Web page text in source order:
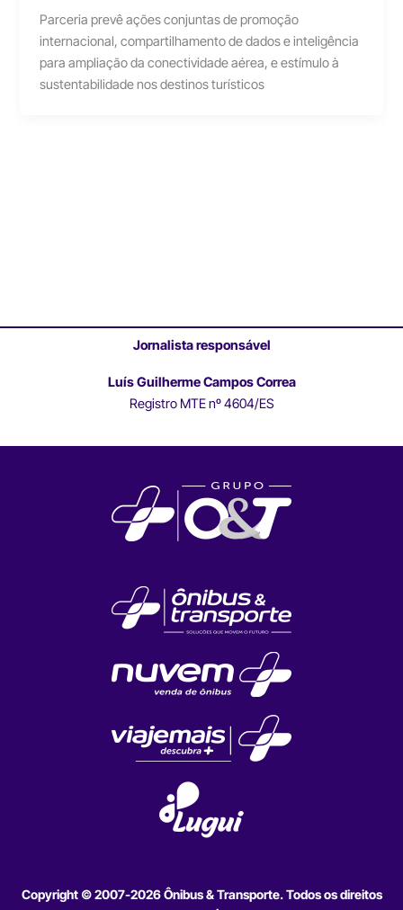
Parceria prevê ações conjuntas de promoção
internacional, compartilhamento de dados e inteligência
para ampliação da conectividade aérea, e estímulo à
sustentabilidade nos destinos turísticos
Jornalista responsável
Luís Guilherme Campos Correa
Registro MTE nº 4604/ES
Copyright © 2007-2026 Ônibus & Transporte. Todos os direitos